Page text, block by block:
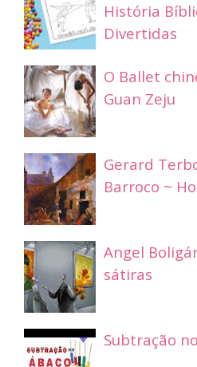
História
Divertidas
O Ballet
Guan Zeju
Gerard
Barroco ~
Angel
sátiras
Subtração